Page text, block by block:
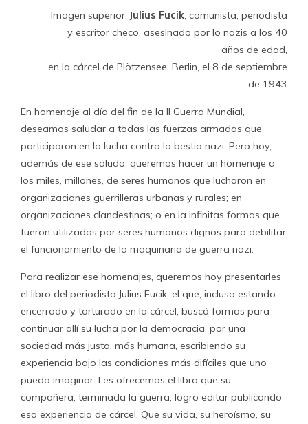
Imagen superior: Julius Fucik , comunista, periodista
y escritor checo, asesinado por lo nazis a los 40
años de edad,
en la cárcel de Plötzensee, Berlin, el 8 de septiembre
de 1943
En homenaje al día del fin de la II Guerra Mundial,
deseamos saludar a todas las fuerzas armadas que
participaron en la lucha contra la bestia nazi. Pero hoy,
además de ese saludo, queremos hacer un homenaje a
los miles, millones, de seres humanos que lucharon en
organizaciones guerrilleras urbanas y rurales; en
organizaciones clandestinas; o en la infinitas formas que
fueron utilizadas por seres humanos dignos para debilitar
el funcionamiento de la maquinaria de guerra nazi.
Para realizar ese homenajes, queremos hoy presentarles
el libro del periodista Julius Fucik, el que, incluso estando
encerrado y torturado en la cárcel, buscó formas para
continuar allí su lucha por la democracia, por una
sociedad más justa, más humana, escribiendo su
experiencia bajo las condiciones más difíciles que uno
pueda imaginar. Les ofrecemos el libro que su
compañera, terminada la guerra, logro editar publicando
esa experiencia de cárcel. Que su vida, su heroísmo, su